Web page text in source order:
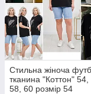
Стильна жіноча
тканина "Коттон" 54,
58, 60 розмір 54